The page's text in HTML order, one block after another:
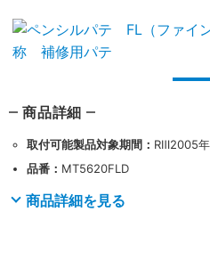
商品詳細
取付可能製品対象期間： RⅢ2005
品番： MT5620FLD
商品詳細を見る